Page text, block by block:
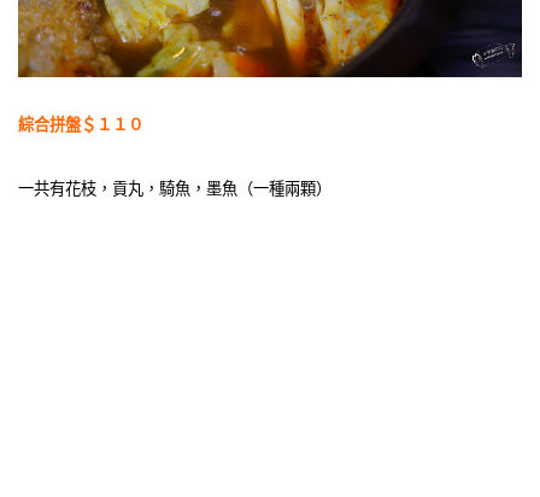
綜合拼盤＄１１０
一共有花枝，貢丸，騎魚，墨魚（一種兩顆）